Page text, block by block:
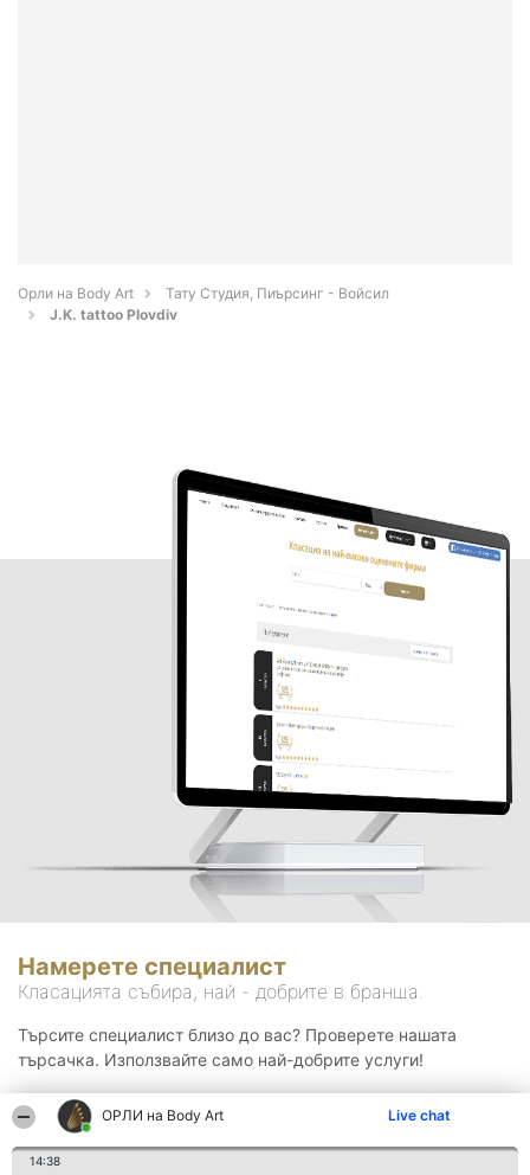
ОРЛИ на Body Art Live chat
14:38
Орли на Body Art
Тату Студия, Пиърсинг - Войсил
J.K. tattoo Plovdiv
Намерете специалист
Класацията събира, най - добрите в бранша.
Търсите специалист близо до вас? Проверете нашата
търсачка. Използвайте само най-добрите услуги!